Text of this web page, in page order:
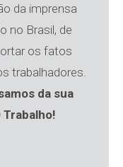
da imprensa
no Brasil, de
os fatos
trabalhadores.
da sua